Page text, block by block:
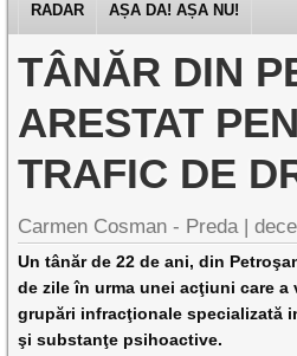
RADAR AȘA DA! AȘA NU!
TÂNĂR DIN
ARESTAT
TRAFIC DE
Carmen Cosman - Preda |
Un tânăr de 22 de ani, din
de zile în urma unei acţiuni care a
grupări infracţionale specializată
şi substanţe psihoactive.